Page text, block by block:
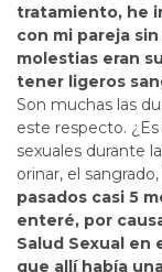
tratamiento, he
con mi pareja
molestias eran
tener ligeros
Son muchas las
este respecto.
sexuales durante
orinar, el
pasados casi 5
enteré, por
Salud Sexual en
que allí había